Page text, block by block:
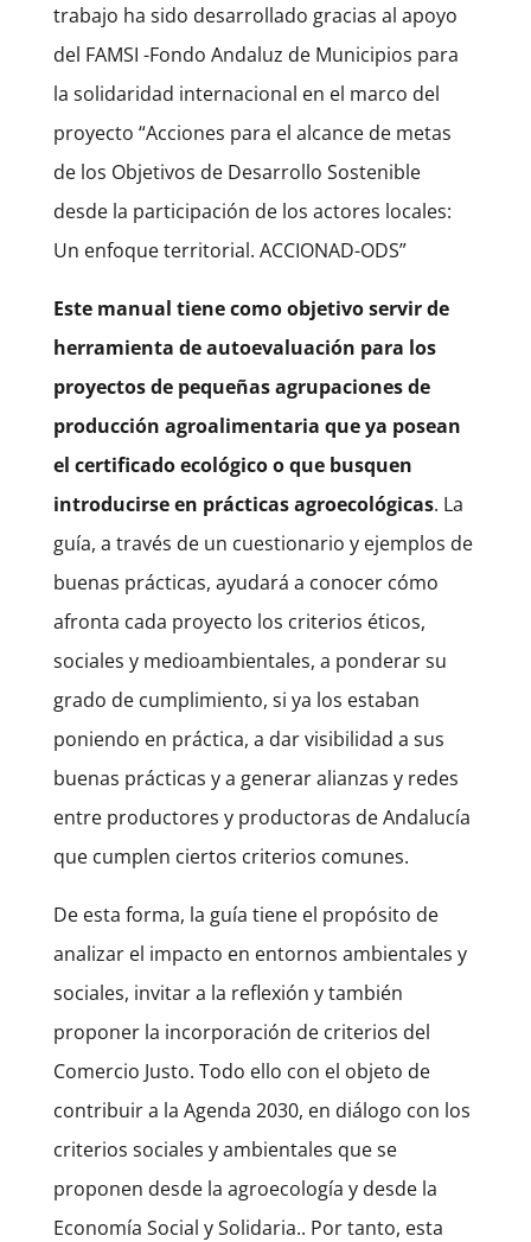
trabajo ha sido desarrollado gracias al apoyo
del FAMSI -Fondo Andaluz de Municipios para
la solidaridad internacional en el marco del
proyecto “Acciones para el alcance de metas
de los Objetivos de Desarrollo Sostenible
desde la participación de los actores locales:
Un enfoque territorial. ACCIONAD-ODS”
Este manual tiene como objetivo servir de
herramienta de autoevaluación para los
proyectos de pequeñas agrupaciones de
producción agroalimentaria que ya posean
el certificado ecológico o que busquen
introducirse en prácticas agroecológicas. La
guía, a través de un cuestionario y ejemplos de
buenas prácticas, ayudará a conocer cómo
afronta cada proyecto los criterios éticos,
sociales y medioambientales, a ponderar su
grado de cumplimiento, si ya los estaban
poniendo en práctica, a dar visibilidad a sus
buenas prácticas y a generar alianzas y redes
entre productores y productoras de Andalucía
que cumplen ciertos criterios comunes.
De esta forma, la guía tiene el propósito de
analizar el impacto en entornos ambientales y
sociales, invitar a la reflexión y también
proponer la incorporación de criterios del
Comercio Justo. Todo ello con el objeto de
contribuir a la Agenda 2030, en diálogo con los
criterios sociales y ambientales que se
proponen desde la agroecología y desde la
Economía Social y Solidaria.. Por tanto, esta